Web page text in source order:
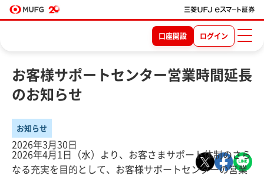
口座開設 ログイン
お客様サポートセンター営業時間延長
のお知らせ
お知らせ
2026年3月30日
2026年4月1日（水）より、お客さまサポート体制のさら
なる充実を目的として、お客様サポートセンターの営業